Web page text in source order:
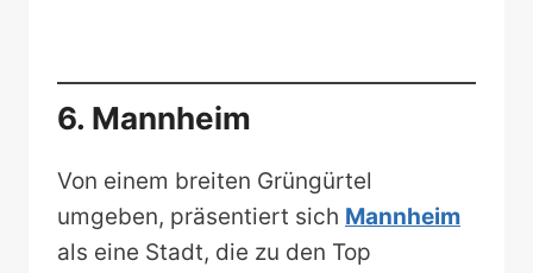
6. Mannheim
Von einem breiten Grüngürtel
umgeben, präsentiert sich Mannheim
als eine Stadt, die zu den Top